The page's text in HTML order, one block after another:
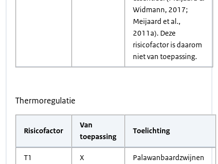
Widmann, 2017;
Meijaard et al.,
2011a). Deze
risicofactor is daarom
niet van toepassing.
Thermoregulatie
Risicofactor
Van
toepassing
Toelichting
T1 X
Palawanbaardzwijnen